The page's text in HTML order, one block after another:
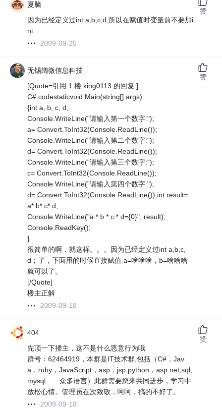
夏脑
因为已经定义过int a,b,c,d,所以在赋值时变量前不要加i
nt
2009-09-25
赞
无锡阔微信息科技
[Quote=引用 1 楼 king0113 的回复:]
C# codestaticvoid Main(string[] args)
{int a, b, c, d;
Console.WriteLine("请输入第一个数字:");
a= Convert.ToInt32(Console.ReadLine());
Console.WriteLine("请输入第二个数字:");
d= Convert.ToInt32(Console.ReadLine());
Console.WriteLine("请输入第三个数字:");
c= Convert.ToInt32(Console.ReadLine());
Console.WriteLine("请输入第四个数字:");
d= Convert.ToInt32(Console.ReadLine());int result=
a* b* c* d;
Console.WriteLine("a * b * c * d={0}", result);
Console.ReadKey();
}
很简单的啊，就这样。。。因为已经定义过int a,b,c,
d；了，下面用的时候直接赋值 a=啥啥啥，b=啥啥啥
就可以了。
[/Quote]
楼主正解
2009-09-18
赞
404
先顶一下搂主，这不是什么恶意行为哦
群号：62464919，本群是IT技术群,包括（C#，Jav
a，ruby，JavaScript，asp，jsp,python，asp.net,sql,
mysql……众多语言）此群需要您来共同进步，学习中
放松心情。管理员在次致敬，呵呵，搞的不好了。
2009-09-18
赞